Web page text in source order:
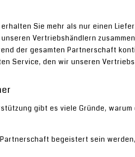
Sie mehr als nur einen
Vertriebshändlern
der gesamten Partnerschaft
Service, den wir unseren
gibt es viele Gründe,
begeistert sein